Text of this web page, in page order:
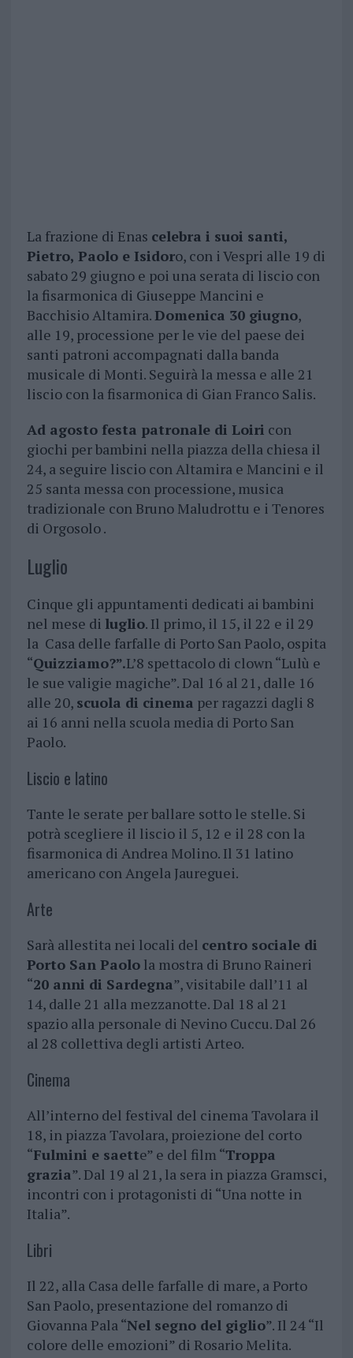
La frazione di Enas celebra i suoi santi,
Pietro, Paolo e Isidoro, con i Vespri alle 19 di
sabato 29 giugno e poi una serata di liscio con
la fisarmonica di Giuseppe Mancini e
Bacchisio Altamira.Domenica 30 giugno,
alle 19, processione per le vie del paese dei
santi patroni accompagnati dalla banda
musicale di Monti. Seguirà la messa e alle 21
liscio con la fisarmonica di Gian Franco Salis.
Ad agosto festa patronale di Loiri con
giochi per bambini nella piazza della chiesa il
24, a seguire liscio con Altamira e Mancini e il
25 santa messa con processione, musica
tradizionale con Bruno Maludrottu e i Tenores
di Orgosolo .
Luglio
Cinque gli appuntamenti dedicati ai bambini
nel mese di luglio. Il primo, il 15, il 22 e il 29
la Casa delle farfalle di Porto San Paolo, ospita
“Quizziamo?”.L’8 spettacolo di clown “Lulù e
le sue valigie magiche”. Dal 16 al 21, dalle 16
alle 20, scuola di cinema per ragazzi dagli 8
ai 16 anni nella scuola media di Porto San
Paolo.
Liscio e latino
Tante le serate per ballare sotto le stelle. Si
potrà scegliere il liscio il 5, 12 e il 28 con la
fisarmonica di Andrea Molino. Il 31 latino
americano con Angela Jaureguei.
Arte
Sarà allestita nei locali del centro sociale di
Porto San Paolola mostra di Bruno Raineri
“20 anni di Sardegna”, visitabile dall’11 al
14, dalle 21 alla mezzanotte. Dal 18 al 21
spazio alla personale di Nevino Cuccu. Dal 26
al 28 collettiva degli artisti Arteo.
Cinema
All’interno del festival del cinema Tavolara il
18, in piazza Tavolara, proiezione del corto
“Fulmini e saette” e del film “Troppa
grazia”. Dal 19 al 21, la sera in piazza Gramsci,
incontri con i protagonisti di “Una notte in
Italia”.
Libri
Il 22, alla Casa delle farfalle di mare, a Porto
San Paolo, presentazione del romanzo di
Giovanna Pala “Nel segno del giglio”. Il 24 “Il
colore delle emozioni” di Rosario Melita.